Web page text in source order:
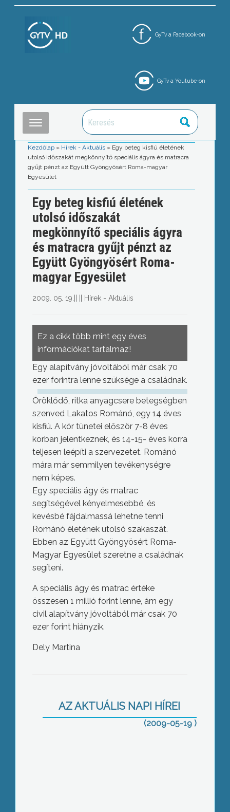
GyTv a Facebook-on
GyTv a Youtube-on
Kezdőlap » Hírek - Aktuális » Egy beteg kisfiú életének
utolsó időszakát megkönnyítő speciális ágyra és matracra
gyűjt pénzt az Együtt Gyöngyösért Roma-magyar
Egyesület
Egy beteg kisfiú életének
utolsó időszakát
megkönnyítő speciális ágyra
és matracra gyűjt pénzt az
Együtt Gyöngyösért Roma-
magyar Egyesület
2009. 05. 19. Hírek - Aktuális
Ez a cikk több mint egy éves
információkat tartalmaz!
Egy alapítvány jóvoltából már csak 70
ezer forintra lenne szüksége a családnak.
Öröklődő, ritka anyagcsere betegségben
szenved Lakatos Románó, egy 14 éves
kisfiú. A kór tünetei először 7-8 éves
korban jelentkeznek, és 14-15- éves korra
teljesen leépíti a szervezetet. Románó
mára már semmilyen tevékenységre
nem képes.
Egy speciális ágy és matrac
segítségével kényelmesebbé, és
kevésbé fájdalmassá lehetne tenni
Románó életének utolsó szakaszát.
Ebben az Együtt Gyöngyösért Roma-
Magyar Egyesület szeretne a családnak
segíteni.
A speciális ágy és matrac értéke
összesen 1 millió forint lenne, ám egy
civil alapítvány jóvoltából már csak 70
ezer forint hiányzik.
Dely Martina
AZ AKTUÁLIS NAPI HÍREI
(2009-05-19 )